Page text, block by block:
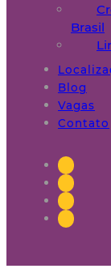
Brasil
Blog
Vagas
Contato